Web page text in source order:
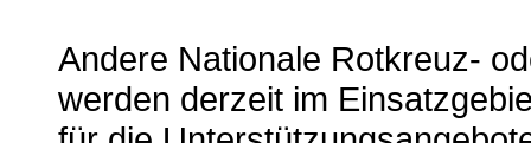
Andere Nationale Rotkreuz-
werden derzeit im